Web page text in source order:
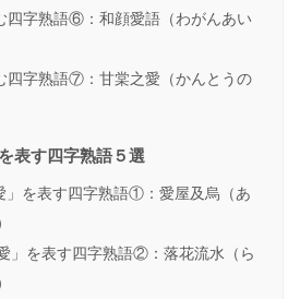
四字熟語⑥：和顔愛語（わがんあい
四字熟語⑦：甘棠之愛（かんとうの
表す四字熟語５選
」を表す四字熟語①：愛屋及烏（あ
」を表す四字熟語②：落花流水（ら